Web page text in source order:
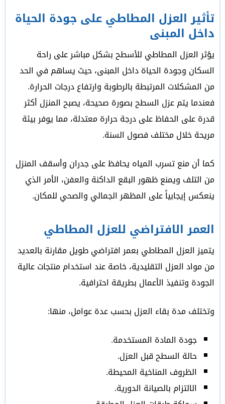
تأثير العزل المطاطي على جودة الحياة
داخل المبنى
يؤثر العزل المطاطي للأسطح بشكل مباشر على راحة
السكان وجودة الحياة داخل المبنى، حيث يساهم في الحد
من المشكلات المرتبطة بالرطوبة وارتفاع درجات الحرارة.
فعندما يتم عزل السطح بصورة صحيحة، يصبح المنزل أكثر
قدرة على الحفاظ على درجة حرارة معتدلة، مما يوفر بيئة
مريحة خلال مختلف فصول السنة.
كما أن منع تسرب المياه يحافظ على جدران وأسقف المنزل
من التلف ويمنع ظهور البقع الداكنة والعفن، الأمر الذي
ينعكس إيجابياً على المظهر الجمالي والصحي للمكان.
العمر الافتراضي للعزل المطاطي
يتميز العزل المطاطي بعمر افتراضي طويل مقارنة بالعديد
من مواد العزل التقليدية، خاصة عند استخدام منتجات عالية
الجودة وتنفيذ الأعمال بطريقة احترافية.
وتختلف مدة بقاء العزل بحسب عدة عوامل، منها:
جودة المادة المستخدمة.
حالة السطح قبل العزل.
الظروف المناخية المحيطة.
الالتزام بالصيانة الدورية.